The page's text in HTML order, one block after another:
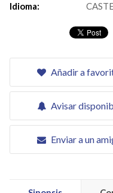
Idioma:
Añadir a
Avisar
Enviar a un